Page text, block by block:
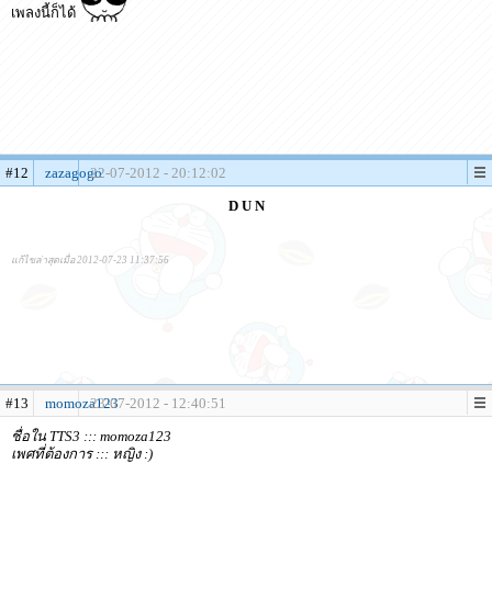
เพลงนี้ก็ได้
#12 zazagogo22-07-2012 - 20:12:02
D U N
แก้ไขล่าสุดเมื่อ 2012-07-23 11:37:56
#13 momoza12323-07-2012 - 12:40:51
ชื่อใน TTS3 ::: momoza123
เพศที่ต้องการ ::: หญิง :)